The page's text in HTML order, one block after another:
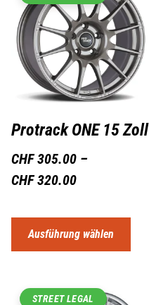
Protrack ONE 15 Zoll
CHF305.00 –
CHF320.00
Ausführung wählen
STREET LEGAL